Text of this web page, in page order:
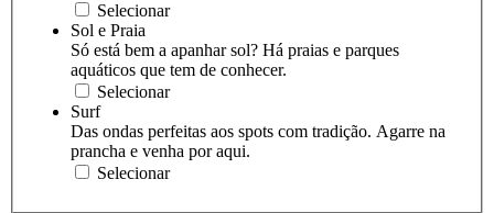
Selecionar
Sol e Praia
Só está bem a apanhar sol? Há praias e parques
aquáticos que tem de conhecer.
Selecionar
Surf
Das ondas perfeitas aos spots com tradição. Agarre na
prancha e venha por aqui.
Selecionar